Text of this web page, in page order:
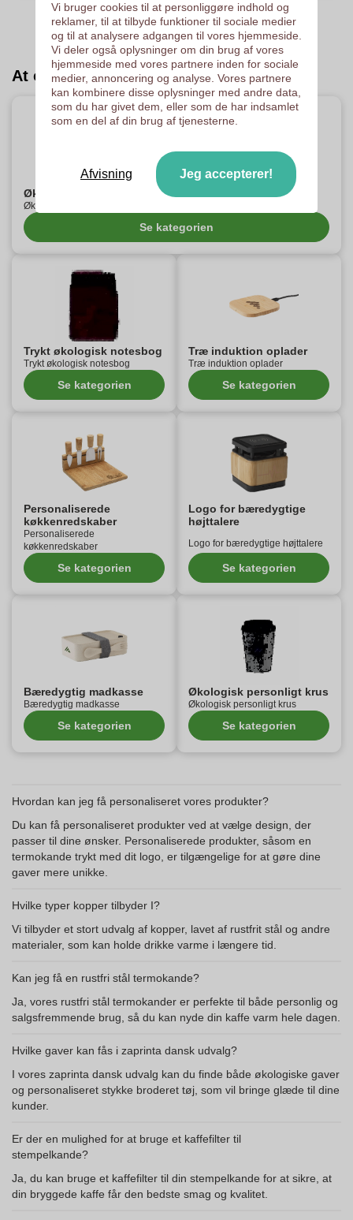
At opdage :
Økologiskpersonligreklameobjekt
Økologisk personaliseret reklameobjekt
Se kategorien
Trykt økologisk notesbog
Trykt økologisk notesbog
Se kategorien
Træ induktion oplader
Træ induktion oplader
Se kategorien
Personaliserede
køkkenredskaber
Personaliserede
køkkenredskaber
Se kategorien
Logo for bæredygtige
højttalere
Logo for bæredygtige højttalere
Se kategorien
Bæredygtig madkasse
Bæredygtig madkasse
Se kategorien
Økologisk personligt krus
Økologisk personligt krus
Se kategorien
Hvordan kan jeg få personaliseret vores produkter?
Du kan få personaliseret produkter ved at vælge design, der
passer til dine ønsker. Personaliserede produkter, såsom en
termokande trykt med dit logo, er tilgængelige for at gøre dine
gaver mere unikke.
Hvilke typer kopper tilbyder I?
Vi tilbyder et stort udvalg af kopper, lavet af rustfrit stål og andre
materialer, som kan holde drikke varme i længere tid.
Kan jeg få en rustfri stål termokande?
Ja, vores rustfri stål termokander er perfekte til både personlig og
salgsfremmende brug, så du kan nyde din kaffe varm hele dagen.
Hvilke gaver kan fås i zaprinta dansk udvalg?
I vores zaprinta dansk udvalg kan du finde både økologiske gaver
og personaliseret stykke broderet tøj, som vil bringe glæde til dine
kunder.
Er der en mulighed for at bruge et kaffefilter til
stempelkande?
Ja, du kan bruge et kaffefilter til din stempelkande for at sikre, at
din bryggede kaffe får den bedste smag og kvalitet.
Vi bruger cookies til at personliggøre indhold og
reklamer, til at tilbyde funktioner til sociale medier
og til at analysere adgangen til vores hjemmeside.
Vi deler også oplysninger om din brug af vores
hjemmeside med vores partnere inden for sociale
medier, annoncering og analyse. Vores partnere
kan kombinere disse oplysninger med andre data,
som du har givet dem, eller som de har indsamlet
som en del af din brug af tjenesterne.
Afvisning Jeg accepterer!